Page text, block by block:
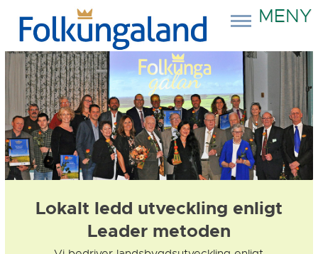
MENY
Lokalt ledd utveckling enligt
Leader metoden